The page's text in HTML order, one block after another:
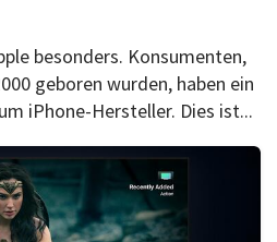
besonders. Konsumenten,
geboren wurden, haben ein
iPhone-Hersteller. Dies ist...